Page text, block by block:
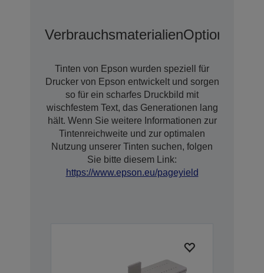
VerbrauchsmaterialienOptionen
Tinten von Epson wurden speziell für
Drucker von Epson entwickelt und sorgen
so für ein scharfes Druckbild mit
wischfestem Text, das Generationen lang
hält. Wenn Sie weitere Informationen zur
Tintenreichweite und zur optimalen
Nutzung unserer Tinten suchen, folgen
Sie bitte diesem Link:
https://www.epson.eu/pageyield